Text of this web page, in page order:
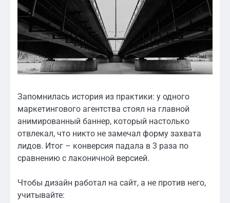
Запомнилась история из практики: у одного
маркетингового агентства стоял на главной
анимированный баннер, который настолько
отвлекал, что никто не замечал форму захвата
лидов. Итог – конверсия падала в 3 раза по
сравнению с лаконичной версией.
Чтобы дизайн работал на сайт, а не против него,
учитывайте: